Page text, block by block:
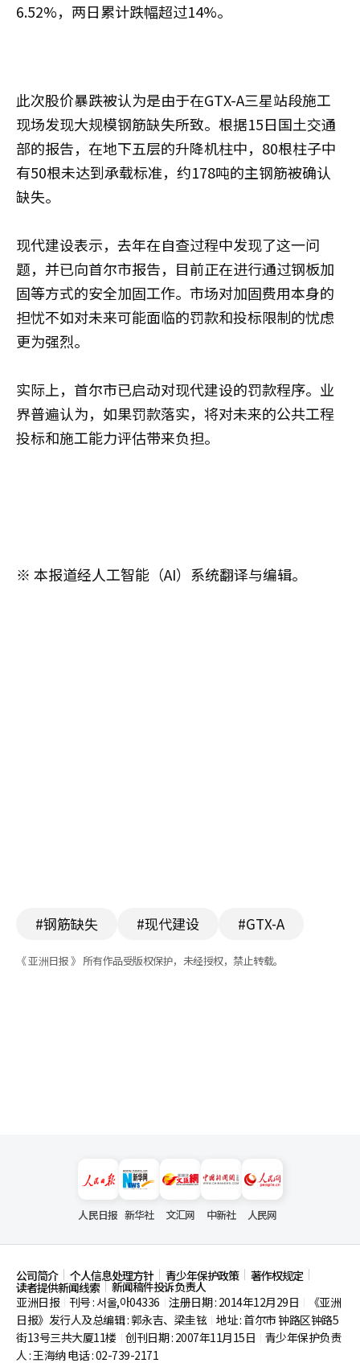
6.52%，两日累计跌幅超过14%。
此次股价暴跌被认为是由于在GTX-A三星站段施工
现场发现大规模钢筋缺失所致。根据15日国土交通
部的报告，在地下五层的升降机柱中，80根柱子中
有50根未达到承载标准，约178吨的主钢筋被确认
缺失。
现代建设表示，去年在自查过程中发现了这一问
题，并已向首尔市报告，目前正在进行通过钢板加
固等方式的安全加固工作。市场对加固费用本身的
担忧不如对未来可能面临的罚款和投标限制的忧虑
更为强烈。
实际上，首尔市已启动对现代建设的罚款程序。业
界普遍认为，如果罚款落实，将对未来的公共工程
投标和施工能力评估带来负担。
※ 本报道经人工智能（AI）系统翻译与编辑。
#钢筋缺失 #现代建设 #GTX-A
《 亚洲日报 》 所有作品受版权保护，未经授权，禁止转载。
人民日报 新华社 文汇网 中新社 人民网
公司简介 个人信息处理方针 青少年保护政策 著作权规定
读者提供新闻线索
新闻稿件投诉负责人
亚洲日报
刊号 : 서울,아04336 注册日期 : 2014年12月29日
《亚洲
日报》发行人及总编辑 : 郭永吉、梁圭铉 地址 : 首尔市钟路区钟路5
街13号三共大厦11楼 创刊日期 : 2007年11月15日
青少年保护负责
人 : 王海纳 电话 : 02-739-2171